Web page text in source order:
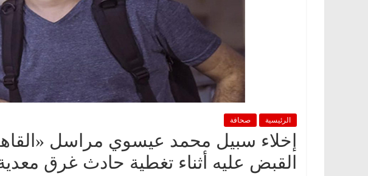
الرئيسية صحافة
القبض عليه أثناء تغطية حادث غرق